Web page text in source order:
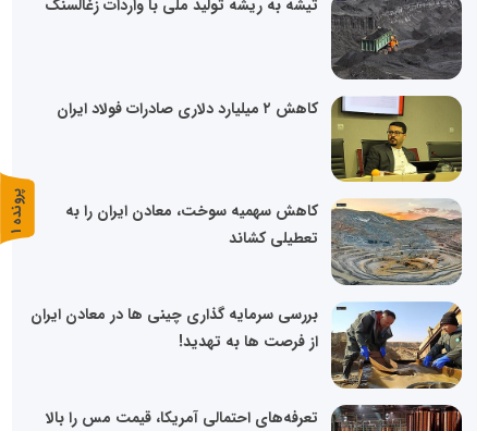
تیشه به ریشه تولید ملی با واردات زغالسنگ
کاهش ۲ میلیارد دلاری صادرات فولاد ایران
کاهش سهمیه سوخت، معادن ایران را به
تعطیلی کشاند
بررسی سرمایه گذاری چینی ها در معادن ایران
از فرصت ها به تهدید!
تعرفه‌های احتمالی آمریکا، قیمت مس را بالا
پ
ر
و
ن
د
ه
1